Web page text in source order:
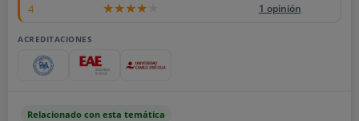
4 1 opinión
ACREDITACIONES
Relacionado con esta temática